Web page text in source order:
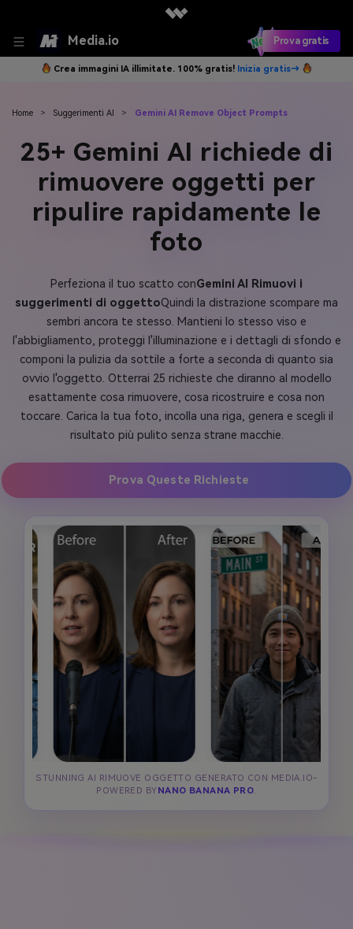
Media.io Prova gratis
Crea immagini IA illimitate. 100% gratis! Inizia gratis→
Home > Suggerimenti AI > Gemini AI Remove Object Prompts
25+ Gemini AI richiede di
rimuovere oggetti per
ripulire rapidamente le
foto
Perfeziona il tuo scatto conGemini AI Rimuovi i
suggerimenti di oggettoQuindi la distrazione scompare ma
sembri ancora te stesso. Mantieni lo stesso viso e
l'abbigliamento, proteggi l'illuminazione e i dettagli di sfondo e
componi la pulizia da sottile a forte a seconda di quanto sia
ovvio l'oggetto. Otterrai 25 richieste che diranno al modello
esattamente cosa rimuovere, cosa ricostruire e cosa non
toccare. Carica la tua foto, incolla una riga, genera e scegli il
risultato più pulito senza strane macchie.
Prova Queste Richieste
STUNNING AI RIMUOVE OGGETTO GENERATO CON MEDIA.IO-
POWERED BY NANO BANANA PRO.